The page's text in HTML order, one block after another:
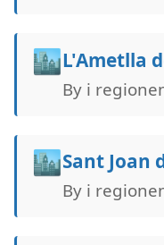
🏙️L'Ametlla
By i
🏙️Sant Joan
By i